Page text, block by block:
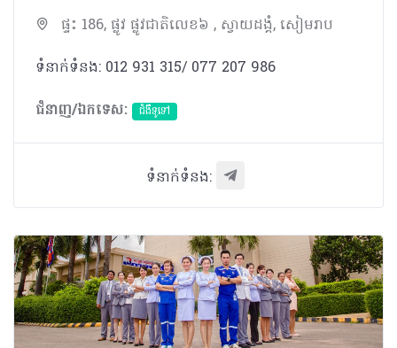
ផ្ទះ 186, ផ្លូវ ផ្លូវជាតិលេខ៦ , ស្វាយដង្គំ, សៀមរាប
ទំនាក់ទំនង: 012 931 315/ 077 207 986
ជំនាញ/ឯកទេស:
ជំងឺទូទៅ
ទំនាក់ទំនង: